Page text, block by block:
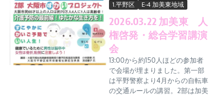
1.平野区 E-4 加美東地域
2026.03.22 加美東 人
権啓発・総合学習講演
会
13:00から約150人ほどの参加者
で会場が埋まりました。第一部
は平野警察より4月からの自転車
の交通ルールの講習。2部は加美